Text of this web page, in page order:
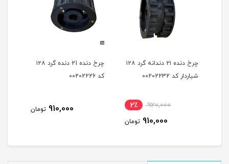
چرخ دنده ۲۱ دندانه گرد ۱۲۸
شیاردار کد 00202232
920,000 2٪
910,000 تومان
چرخ دنده 21 دنده گرد ۱۲۸
کد 00202226
910,000 تومان